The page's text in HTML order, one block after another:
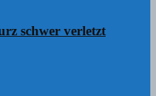
schwer verletzt